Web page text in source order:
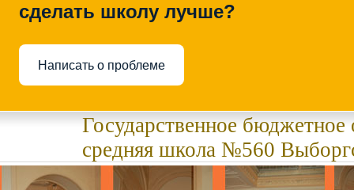
сделать школу лучше?
Написать о проблеме
Государственное
средняя школа №560